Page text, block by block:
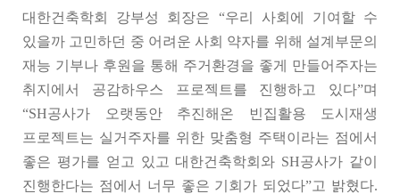
대한건축학회 강부성 회장은 “우리 사회에 기여할 수
있을까 고민하던 중 어려운 사회 약자를 위해 설계부문의
재능 기부나 후원을 통해 주거환경을 좋게 만들어주자는
취지에서 공감하우스 프로젝트를 진행하고 있다”며
“SH공사가 오랫동안 추진해온 빈집활용 도시재생
프로젝트는 실거주자를 위한 맞춤형 주택이라는 점에서
좋은 평가를 얻고 있고 대한건축학회와 SH공사가 같이
진행한다는 점에서 너무 좋은 기회가 되었다”고 밝혔다.